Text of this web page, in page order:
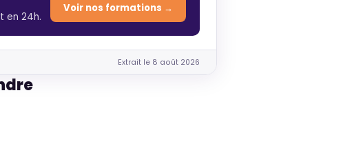
en 24h.
Voir nos formations →
Extrait le 8 août 2026